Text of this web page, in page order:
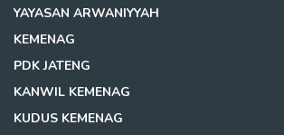
YAYASAN ARWANIYYAH
KEMENAG
PDK JATENG
KANWIL KEMENAG
KUDUS KEMENAG